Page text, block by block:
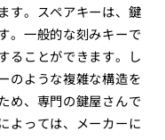
す。スペアキーは、鍵
。一般的な刻みキーで
ることができます。し
のような複雑な構造を
め、専門の鍵屋さんで
よっては、メーカーに